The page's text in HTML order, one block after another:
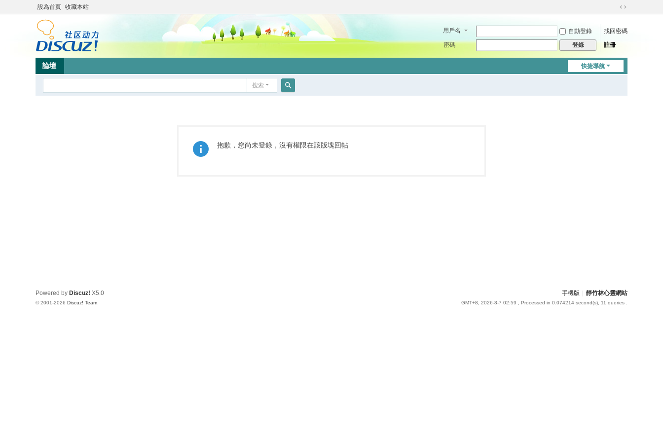
設為首頁 收藏本站
切
到
用戶名 自動登錄
找回密碼
密碼
登錄 註冊
快捷導航
論壇
搜索
抱歉，您尚未登錄，沒有權限在該版塊回帖
手機版 靜竹林心靈網站
GMT+8, 2026-8-7 02:59 , Processed in 0.074214 second(s), 11 queries .
Powered by Discuz! X5.0
© 2001-2026 Discuz! Team